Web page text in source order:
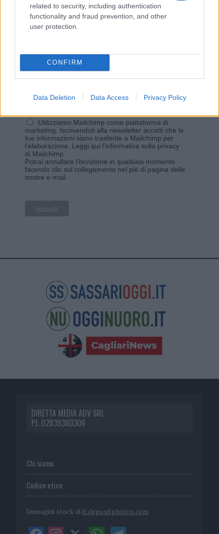
related to security, including authentication
functionality and fraud prevention, and other
user protection.
CONFIRM
Data Deletion Data Access Privacy Policy
Vuoi rimanere sempre aggiornato?
sul sito web!
Indirizzo email*
Utilizziamo Mailchimp come piattaforma di
marketing. Iscrivendoti alla newsletter accetti che le
tue informazioni siano trasferite a Mailchimp per
l'elaborazione. Leggi qui l'informativa sulla privacy
di Mailchimp
Potrai annullare l'iscrizione in qualsiasi momento
facendo clic sul collegamento nel piè di pagina delle
nostre e-mail.
DIRETTA MEDIA ADV SRL
P.I. 02839380306
Chi siamo
Codice etico
Immagini stock di it.depositphotos.com